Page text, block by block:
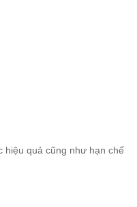
hiệu quả cũng như hạn chế